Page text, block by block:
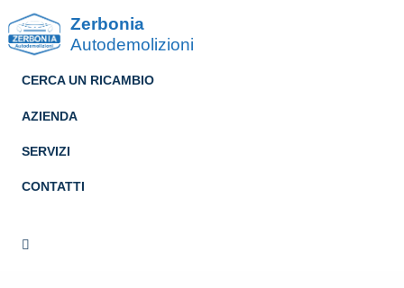
Zerbonia
Autodemolizioni
CERCA UN RICAMBIO
AZIENDA
SERVIZI
CONTATTI